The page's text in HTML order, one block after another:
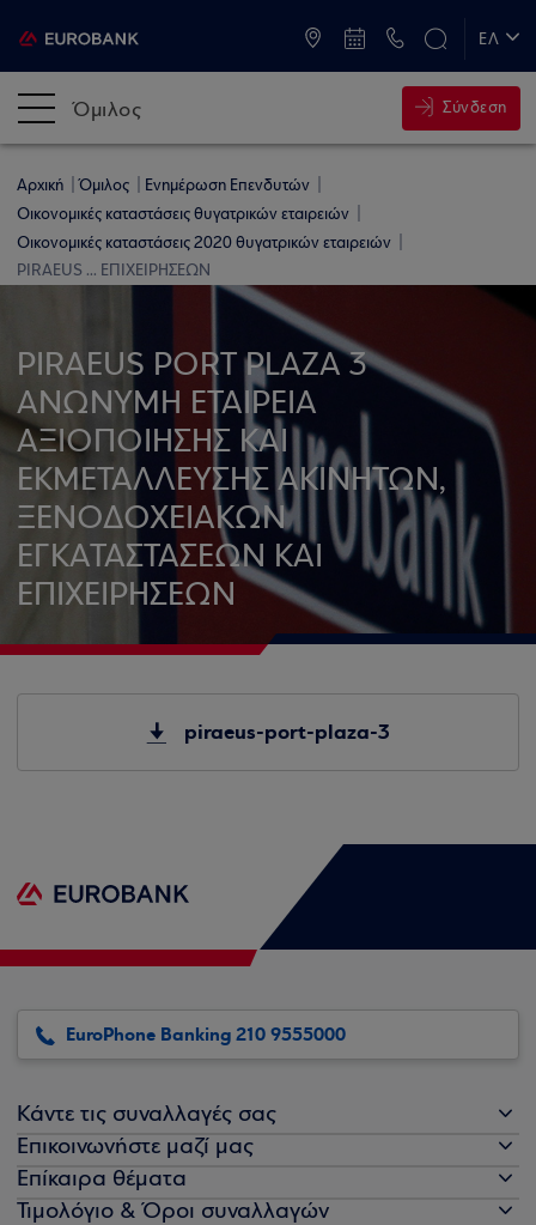
ΕΛ
Όμιλος Σύνδεση
Αρχική Όμιλος
Ενημέρωση Επενδυτών
Οικονομικές καταστάσεις θυγατρικών εταιρειών
Οικονομικές καταστάσεις 2020 θυγατρικών εταιρειών
PIRAEUS ... ΕΠΙΧΕΙΡΗΣΕΩΝ
PIRAEUS PORT PLAZA 3
ΑΝΩΝΥΜΗ ΕΤΑΙΡΕΙΑ
ΑΞΙΟΠΟΙΗΣΗΣ ΚΑΙ
ΕΚΜΕΤΑΛΛΕΥΣΗΣ ΑΚΙΝΗΤΩΝ,
ΞΕΝΟΔΟΧΕΙΑΚΩΝ
ΕΓΚΑΤΑΣΤΑΣΕΩΝ ΚΑΙ
ΕΠΙΧΕΙΡΗΣΕΩΝ
piraeus-port-plaza-3
EuroPhone Banking 210 9555000
Κάντε τις συναλλαγές σας
Επικοινωνήστε μαζί μας
Επίκαιρα θέματα
Τιμολόγιο & Όροι συναλλαγών